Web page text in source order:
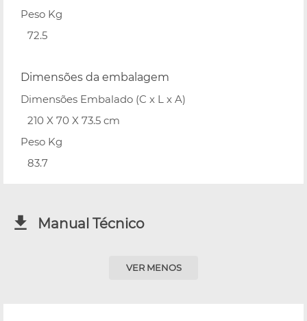
Peso Kg
72.5
Dimensões da embalagem
Dimensões Embalado (C x L x A)
210 X 70 X 73.5 cm
Peso Kg
83.7
Manual Técnico
VER MENOS